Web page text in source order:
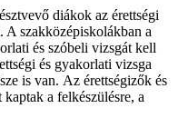
diákok az érettségi
A szakközépiskolákban a
és szóbeli vizsgát kell
és gyakorlati vizsga
is van. Az érettségizők és
a felkészülésre, a